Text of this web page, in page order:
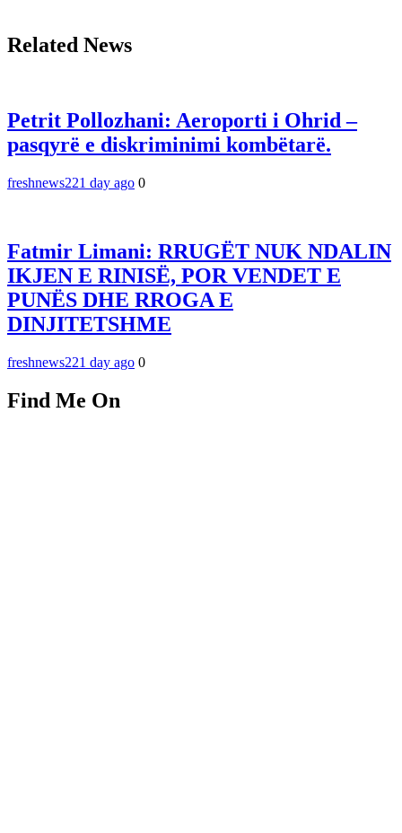
Related News
Petrit Pollozhani: Aeroporti i Ohrid –
pasqyrë e diskriminimi kombëtarë.
freshnews221 day ago 0
Fatmir Limani: RRUGËT NUK NDALIN
IKJEN E RINISË, POR VENDET E
PUNËS DHE RROGA E
DINJITETSHME
freshnews221 day ago 0
Find Me On